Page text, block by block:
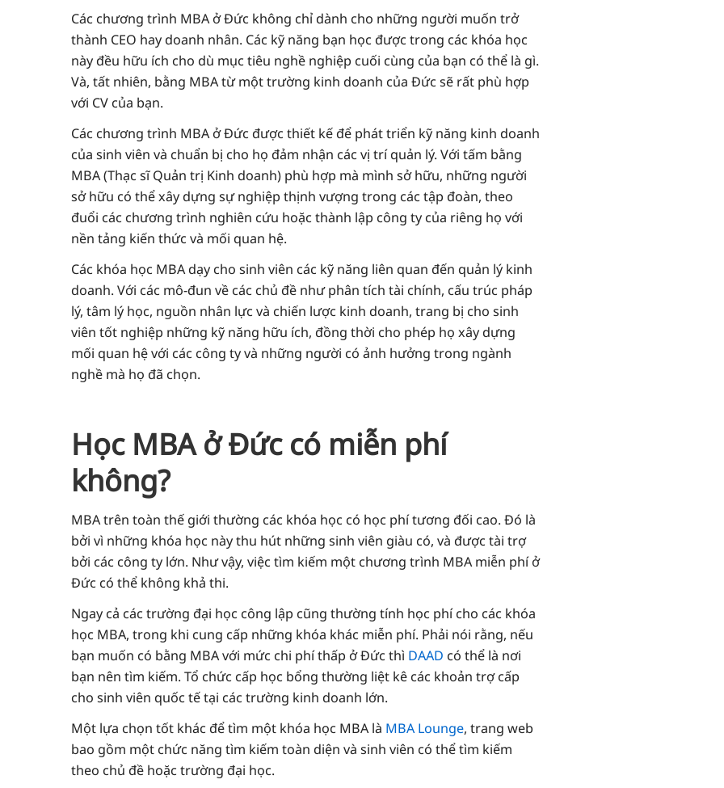
Các chương trình MBA ở Đức không chỉ dành cho những người muốn trở
thành CEO hay doanh nhân. Các kỹ năng bạn học được trong các khóa học
này đều hữu ích cho dù mục tiêu nghề nghiệp cuối cùng của bạn có thể là gì.
Và, tất nhiên, bằng MBA từ một trường kinh doanh của Đức sẽ rất phù hợp
với CV của bạn.
Các chương trình MBA ở Đức được thiết kế để phát triển kỹ năng kinh doanh
của sinh viên và chuẩn bị cho họ đảm nhận các vị trí quản lý. Với tấm bằng
MBA (Thạc sĩ Quản trị Kinh doanh) phù hợp mà mình sở hữu, những người
sở hữu có thể xây dựng sự nghiệp thịnh vượng trong các tập đoàn, theo
đuổi các chương trình nghiên cứu hoặc thành lập công ty của riêng họ với
nền tảng kiến thức và mối quan hệ.
Các khóa học MBA dạy cho sinh viên các kỹ năng liên quan đến quản lý kinh
doanh. Với các mô-đun về các chủ đề như phân tích tài chính, cấu trúc pháp
lý, tâm lý học, nguồn nhân lực và chiến lược kinh doanh, trang bị cho sinh
viên tốt nghiệp những kỹ năng hữu ích, đồng thời cho phép họ xây dựng
mối quan hệ với các công ty và những người có ảnh hưởng trong ngành
nghề mà họ đã chọn.
Học MBA ở Đức có miễn phí
không?
MBA trên toàn thế giới thường các khóa học có học phí tương đối cao. Đó là
bởi vì những khóa học này thu hút những sinh viên giàu có, và được tài trợ
bởi các công ty lớn. Như vậy, việc tìm kiếm một chương trình MBA miễn phí ở
Đức có thể không khả thi.
Ngay cả các trường đại học công lập cũng thường tính học phí cho các khóa
học MBA, trong khi cung cấp những khóa khác miễn phí. Phải nói rằng, nếu
bạn muốn có bằng MBA với mức chi phí thấp ở Đức thì DAAD có thể là nơi
bạn nên tìm kiếm. Tổ chức cấp học bổng thường liệt kê các khoản trợ cấp
cho sinh viên quốc tế tại các trường kinh doanh lớn.
Một lựa chọn tốt khác để tìm một khóa học MBA là MBA Lounge, trang web
bao gồm một chức năng tìm kiếm toàn diện và sinh viên có thể tìm kiếm
theo chủ đề hoặc trường đại học.